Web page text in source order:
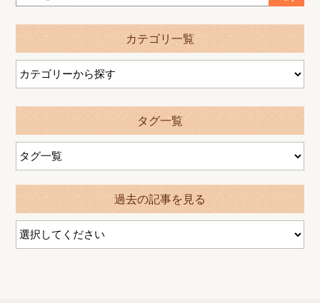
カテゴリ一覧
タグ一覧
過去の記事を見る